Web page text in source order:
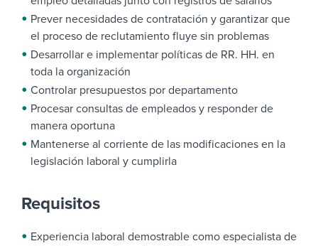
Prever necesidades de contratación y garantizar que
el proceso de reclutamiento fluye sin problemas
Desarrollar e implementar políticas de RR. HH. en
toda la organización
Controlar presupuestos por departamento
Procesar consultas de empleados y responder de
manera oportuna
Mantenerse al corriente de las modificaciones en la
legislación laboral y cumplirla
Requisitos
Experiencia laboral demostrable como especialista de